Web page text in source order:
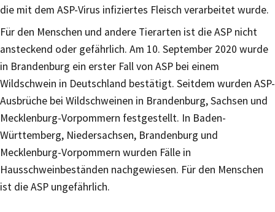
die mit dem ASP-Virus infiziertes Fleisch verarbeitet wurde.
Für den Menschen und andere Tierarten ist die ASP nicht
ansteckend oder gefährlich. Am 10. September 2020 wurde
in Brandenburg ein erster Fall von ASP bei einem
Wildschwein in Deutschland bestätigt. Seitdem wurden ASP-
Ausbrüche bei Wildschweinen in Brandenburg, Sachsen und
Mecklenburg-Vorpommern festgestellt. In Baden-
Württemberg, Niedersachsen, Brandenburg und
Mecklenburg-Vorpommern wurden Fälle in
Hausschweinbeständen nachgewiesen. Für den Menschen
ist die ASP ungefährlich.